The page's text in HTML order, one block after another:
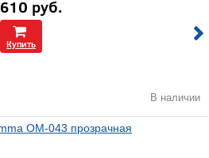
610 руб.
Купить
В наличии
OM-043 прозрачная